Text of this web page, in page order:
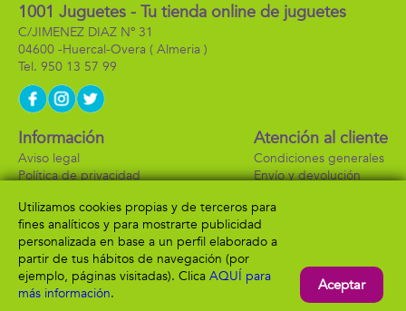
1001 Juguetes - Tu tienda online de juguetes
C/JIMENEZ DIAZ Nº 31
04600 -Huercal-Overa ( Almeria )
950 13 57 99
Información
Aviso legal
Política de privacidad
Atención al cliente
Condiciones generales
Envío y devolución
Formas de pago
Utilizamos cookies propias y de terceros para
fines analíticos y para mostrarte publicidad
personalizada en base a un perfil elaborado a
partir de tus hábitos de navegación (por
ejemplo, páginas visitadas). Clica AQUÍ para
más información. Aceptar